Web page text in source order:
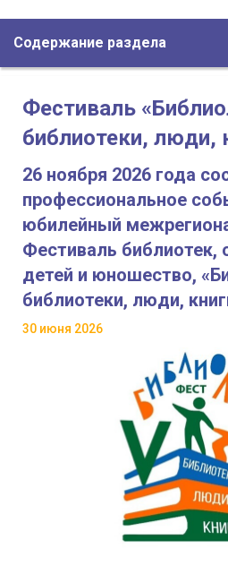
Содержание раздела
Фестиваль
библиотеки, люди,
26 ноября 2026 года
профессиональное
юбилейный
Фестиваль
детей и юношество,
библиотеки, люди,
30 июня 2026